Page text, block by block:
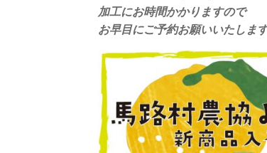
加工にお時間かかりますので
お早目にご予約お願いいたしま